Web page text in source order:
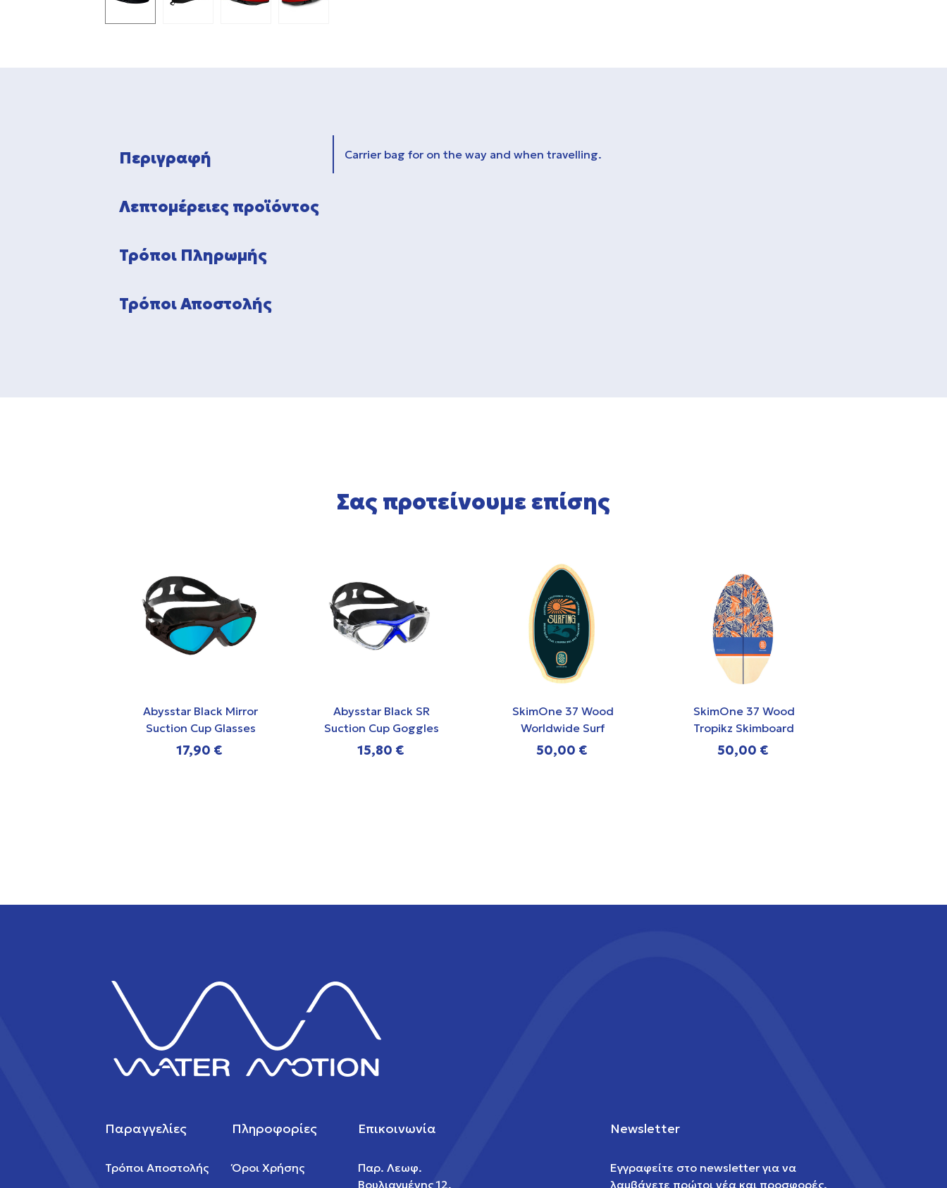
Περιγραφή
Λεπτομέρειες προϊόντος
Τρόποι Πληρωμής
Τρόποι Αποστολής
Carrier bag for on the way and when travelling.
Σας προτείνουμε επίσης
Abysstar Black Mirror
Suction Cup Glasses
17,90 €
Abysstar Black SR
Suction Cup Goggles
15,80 €
SkimOne 37 Wood
Worldwide Surf
Skimboard
50,00 €
SkimOne 37 Wood
Tropikz Skimboard
50,00 €
Παραγγελίες
Τρόποι Αποστολής
Πληροφορίες
Όροι Χρήσης
Επικοινωνία
Παρ. Λεωφ.
Βουλιαγμένης 12,
Newsletter
Εγγραφείτε στο newsletter για να
λαμβάνετε πρώτοι νέα και προσφορές.